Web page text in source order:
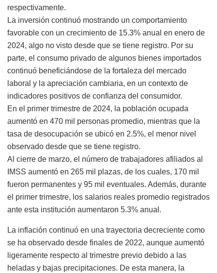
respectivamente.
La inversión continuó mostrando un comportamiento
favorable con un crecimiento de 15.3% anual en enero de
2024, algo no visto desde que se tiene registro. Por su
parte, el consumo privado de algunos bienes importados
continuó beneficiándose de la fortaleza del mercado
laboral y la apreciación cambiaria, en un contexto de
indicadores positivos de confianza del consumidor.
En el primer trimestre de 2024, la población ocupada
aumentó en 470 mil personas promedio, mientras que la
tasa de desocupación se ubicó en 2.5%, el menor nivel
observado desde que se tiene registro.
Al cierre de marzo, el número de trabajadores afiliados al
IMSS aumentó en 265 mil plazas, de los cuales, 170 mil
fueron permanentes y 95 mil eventuales. Además, durante
el primer trimestre, los salarios reales promedio registrados
ante esta institución aumentaron 5.3% anual.
La inflación continuó en una trayectoria decreciente como
se ha observado desde finales de 2022, aunque aumentó
ligeramente respecto al trimestre previo debido a las
heladas y bajas precipitaciones. De esta manera, la